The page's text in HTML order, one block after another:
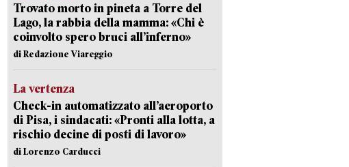
Trovato morto in pineta a Torre del
Lago, la rabbia della mamma: «Chi è
coinvolto spero bruci all’inferno»
di Redazione Viareggio
La vertenza
Check-in automatizzato all’aeroporto
di Pisa, i sindacati: «Pronti alla lotta, a
rischio decine di posti di lavoro»
di Lorenzo Carducci